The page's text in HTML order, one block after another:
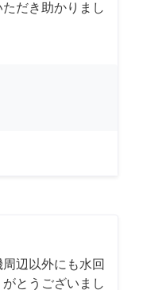
だき助かりまし
辺以外にも水回
とうございまし